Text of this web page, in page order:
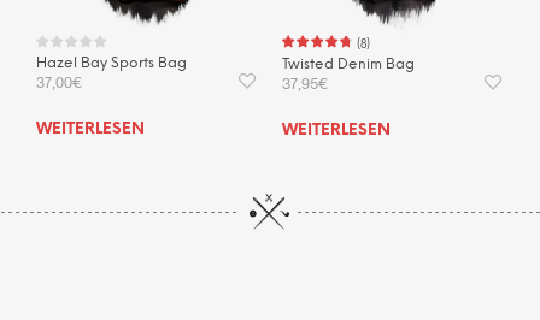
Hazel Bay Sports Bag
37,00€
WEITERLESEN
(8)
Twisted Denim Bag
37,95€
WEITERLESEN